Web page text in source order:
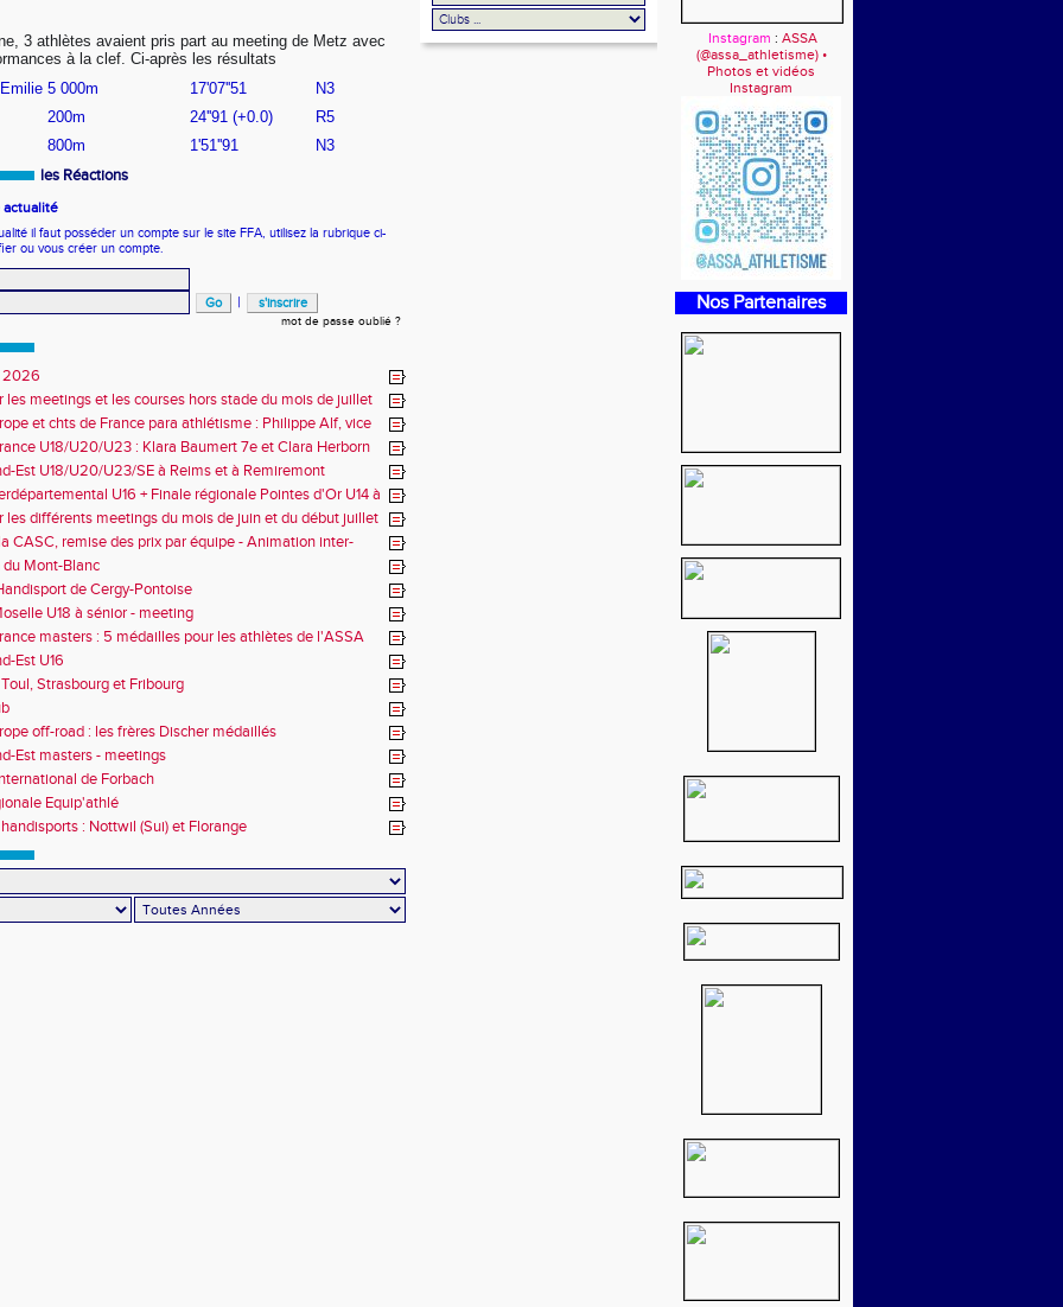
3 athlètes avaient pris part au meeting de Metz avec
à la clef. Ci-après les résultats
5 000m 17'07''51
N3
200m 24''91 (+0.0)
R5
800m 1'51''91 N3
les Réactions
actualité
il faut posséder un compte sur le site FFA, utilisez la rubrique ci-
ou vous créer un compte.
|
mot de passe oublié ?
2026
les meetings et les courses hors stade du mois de juillet
et chts de France para athlétisme : Philippe Alf, vice
et multiples médaillés aux France
U18/U20/U23 : Klara Baumert 7e et Clara Herborn
Est U18/U20/U23/SE à Reims et à Remiremont
U16 + Finale régionale Pointes d'Or U14 à
les différents meetings du mois de juin et du début juillet
CASC, remise des prix par équipe - Animation inter-
Mont-Blanc
de Cergy-Pontoise
U18 à sénior - meeting
masters : 5 médailles pour les athlètes de l'ASSA
Est U16
Strasbourg et Fribourg
off-road : les frères Discher médaillés
Est masters - meetings
de Forbach
Equip'athlé
: Nottwil (Sui) et Florange
Instagram : ASSA
(@assa_athletisme) •
Photos et vidéos
Instagram
Nos Partenaires